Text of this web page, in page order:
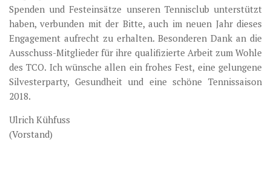
Spenden und Festeinsätze unseren Tennisclub unterstützt
haben, verbunden mit der Bitte, auch im neuen Jahr dieses
Engagement aufrecht zu erhalten. Besonderen Dank an die
Ausschuss-Mitglieder für ihre qualifizierte Arbeit zum Wohle
des TCO. Ich wünsche allen ein frohes Fest, eine gelungene
Silvesterparty, Gesundheit und eine schöne Tennissaison
2018.
Ulrich Kühfuss
(Vorstand)